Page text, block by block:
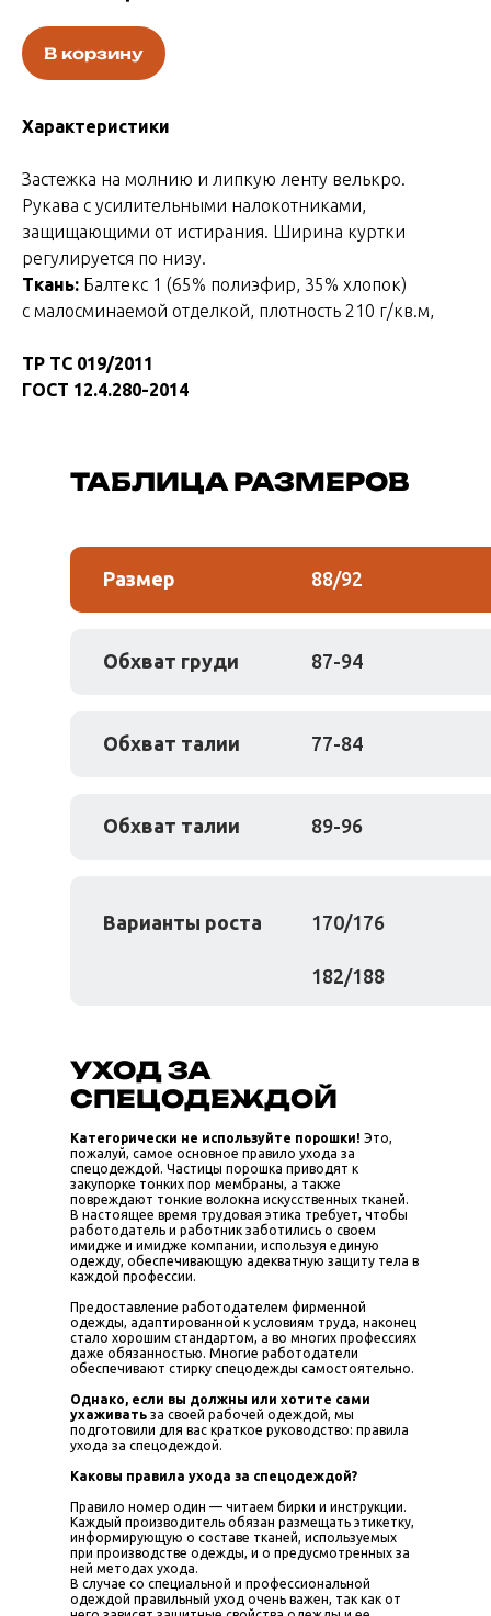
В корзину
Характеристики
Застежка на молнию и липкую ленту велькро.
Рукава с усилительными налокотниками,
защищающими от истирания. Ширина куртки
регулируется по низу.
Ткань: Балтекс 1 (65% полиэфир, 35% хлопок)
с малосминаемой отделкой, плотность 210 г/кв.м,
ТР ТС 019/2011
ГОСТ 12.4.280-2014
ТАБЛИЦА РАЗМЕРОВ
87-94
Обхват талии 77-84
89-96
170/176
182/188
Размер
Обхват груди
Обхват талии
Варианты роста
88/92
УХОД ЗА
СПЕЦОДЕЖДОЙ
Категорически не используйте порошки! Это,
пожалуй, самое основное правило ухода за
спецодеждой. Частицы порошка приводят к
закупорке тонких пор мембраны, а также
повреждают тонкие волокна искусственных тканей.
В настоящее время трудовая этика требует, чтобы
работодатель и работник заботились о своем
имидже и имидже компании, используя единую
одежду, обеспечивающую адекватную защиту тела в
каждой профессии.
Предоставление работодателем фирменной
одежды, адаптированной к условиям труда, наконец
стало хорошим стандартом, а во многих профессиях
даже обязанностью. Многие работодатели
обеспечивают стирку спецодежды самостоятельно.
Однако, если вы должны или хотите сами
ухаживать за своей рабочей одеждой, мы
подготовили для вас краткое руководство: правила
ухода за спецодеждой.
Каковы правила ухода за спецодеждой?
Правило номер один — читаем бирки и инструкции.
Каждый производитель обязан размещать этикетку,
информирующую о составе тканей, используемых
при производстве одежды, и о предусмотренных за
ней методах ухода.
В случае со специальной и профессиональной
одеждой правильный уход очень важен, так как от